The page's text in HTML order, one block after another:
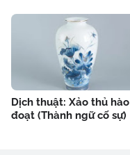
Dịch thuật: Xảo thủ hào
đoạt (Thành ngữ cố sự)